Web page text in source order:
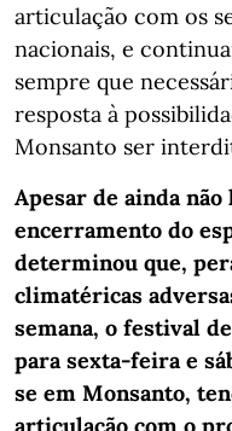
articulação com os
nacionais, e
sempre que
resposta à
Monsanto ser
Apesar de ainda
encerramento do
determinou que,
climatéricas
semana, o festival
para sexta-feira e
se em Monsanto,
articulação com o